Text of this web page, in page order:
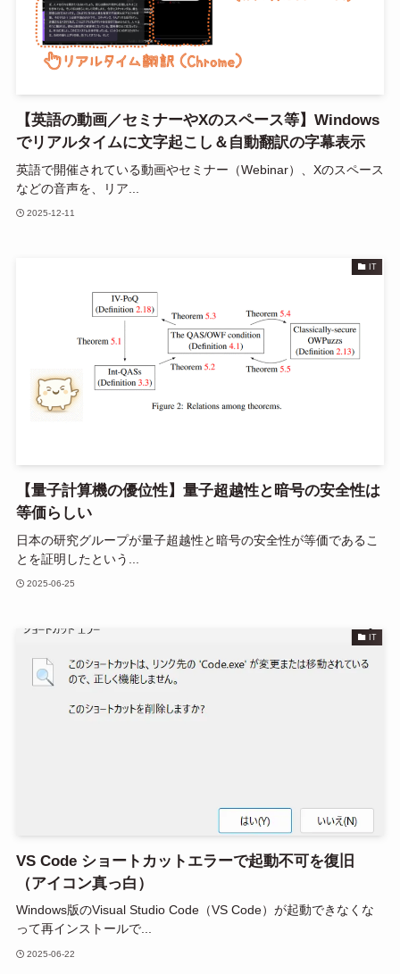
【英語の動画／セミナーやXのスペース等】Windows
でリアルタイムに文字起こし＆自動翻訳の字幕表示
英語で開催されている動画やセミナー（Webinar）、Xのスペース
などの音声を、リア...
2025-12-11
IT
【量子計算機の優位性】量子超越性と暗号の安全性は
等価らしい
日本の研究グループが量子超越性と暗号の安全性が等価であるこ
とを証明したという...
2025-06-25
IT
VS Code ショートカットエラーで起動不可を復旧
（アイコン真っ白）
Windows版のVisual Studio Code（VS Code）が起動できなくな
って再インストールで...
2025-06-22